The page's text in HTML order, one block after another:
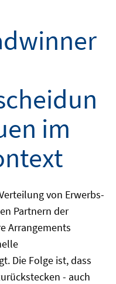
im
von Erwerbs-
Partnern der
Arrangements
Die Folge ist, dass
- auch